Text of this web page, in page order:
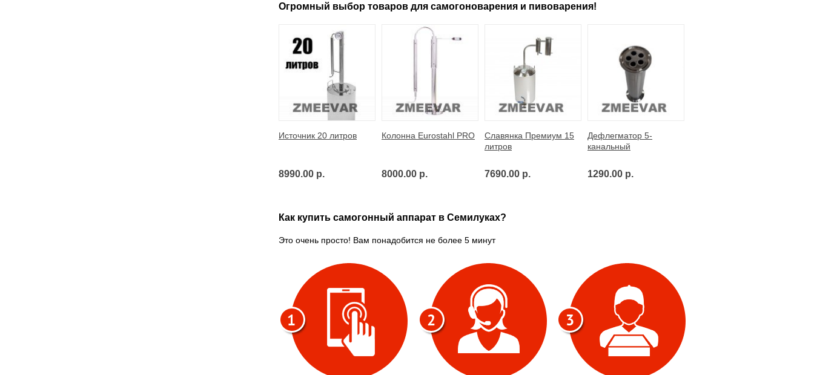
Огромный выбор товаров для самогоноварения и пивоварения!
Источник 20 литров
8990.00 р.
Колонна Eurostahl PRO
8000.00 р.
Славянка Премиум 15
литров
7690.00 р.
Дефлегматор 5-
канальный
1290.00 р.
Как купить самогонный аппарат в Семилуках?
Это очень просто! Вам понадобится не более 5 минут